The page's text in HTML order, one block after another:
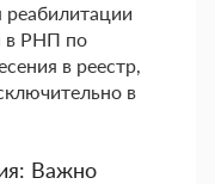
в РНП по
в реестр,
в
Важно